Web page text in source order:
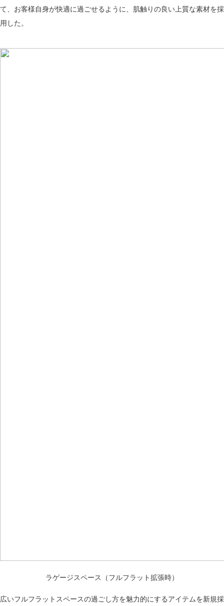
て、お客様自身が快適に過ごせるように、肌触りの良い上質な素材を採
用した。
ラゲージスペース（フルフラット拡張時）
広いフルフラットスペースの過ごし方を魅力的にするアイテムを新規採